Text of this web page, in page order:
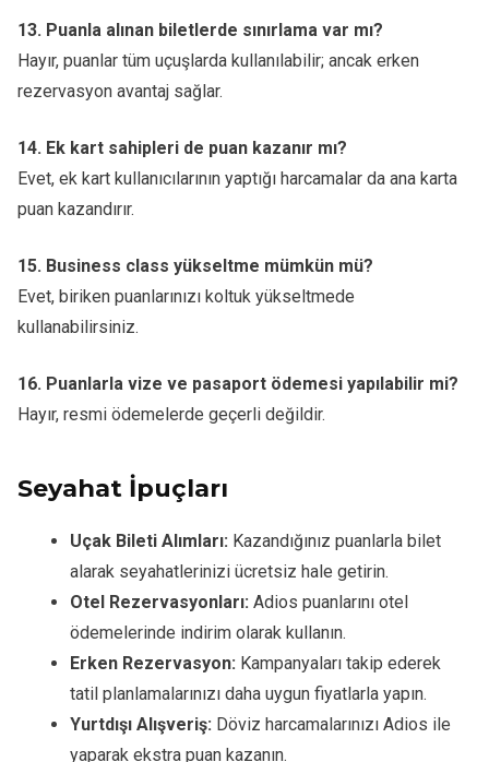
13. Puanla alınan biletlerde sınırlama var mı?
Hayır, puanlar tüm uçuşlarda kullanılabilir; ancak erken
rezervasyon avantaj sağlar.
14. Ek kart sahipleri de puan kazanır mı?
Evet, ek kart kullanıcılarının yaptığı harcamalar da ana karta
puan kazandırır.
15. Business class yükseltme mümkün mü?
Evet, biriken puanlarınızı koltuk yükseltmede
kullanabilirsiniz.
16. Puanlarla vize ve pasaport ödemesi yapılabilir mi?
Hayır, resmi ödemelerde geçerli değildir.
Seyahat İpuçları
Uçak Bileti Alımları: Kazandığınız puanlarla bilet
alarak seyahatlerinizi ücretsiz hale getirin.
Otel Rezervasyonları: Adios puanlarını otel
ödemelerinde indirim olarak kullanın.
Erken Rezervasyon: Kampanyaları takip ederek
tatil planlamalarınızı daha uygun fiyatlarla yapın.
Yurtdışı Alışveriş: Döviz harcamalarınızı Adios ile
yaparak ekstra puan kazanın.